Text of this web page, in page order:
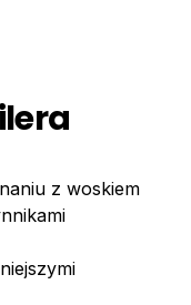
z woskiem